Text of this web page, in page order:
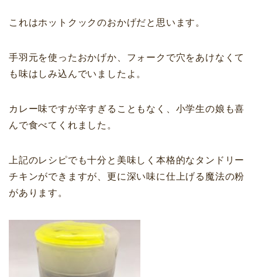
これはホットクックのおかげだと思います。
手羽元を使ったおかげか、フォークで穴をあけなくて
も味はしみ込んでいましたよ。
カレー味ですが辛すぎることもなく、小学生の娘も喜
んで食べてくれました。
上記のレシピでも十分と美味しく本格的なタンドリー
チキンができますが、更に深い味に仕上げる魔法の粉
があります。